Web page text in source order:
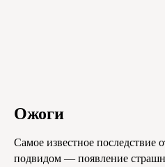
Ожоги
Самое известное последствие
подвидом — появление